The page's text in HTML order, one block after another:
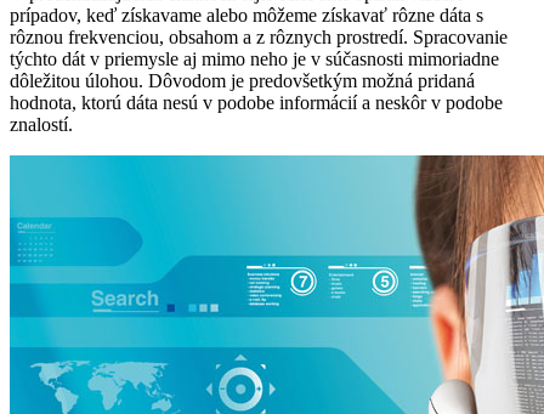
prípadov, keď získavame alebo môžeme získavať rôzne dáta s
rôznou frekvenciou, obsahom a z rôznych prostredí. Spracovanie
týchto dát v priemysle aj mimo neho je v súčasnosti mimoriadne
dôležitou úlohou. Dôvodom je predovšetkým možná pridaná
hodnota, ktorú dáta nesú v podobe informácií a neskôr v podobe
znalostí.